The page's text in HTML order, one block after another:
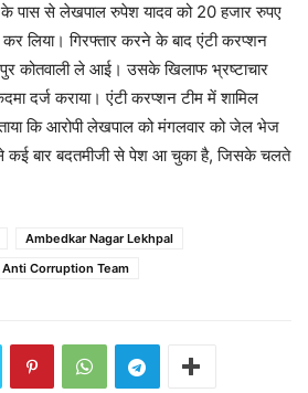
पास से लेखपाल रुपेश यादव को 20 हजार रुपए
कर लिया। गिरफ्तार करने के बाद एंटी करप्शन
कोतवाली ले आई। उसके खिलाफ भ्रष्टाचार
दर्ज कराया। एंटी करप्शन टीम में शामिल
कि आरोपी लेखपाल को मंगलवार को जेल भेज
से कई बार बदतमीजी से पेश आ चुका है, जिसके चलते
Ambedkar Nagar Lekhpal
Anti Corruption Team